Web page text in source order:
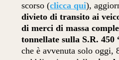
scorso (clicca qui),
divieto di transito ai
di merci di massa
tonnellate sulla S.R. 450
che è avvenuta solo oggi,